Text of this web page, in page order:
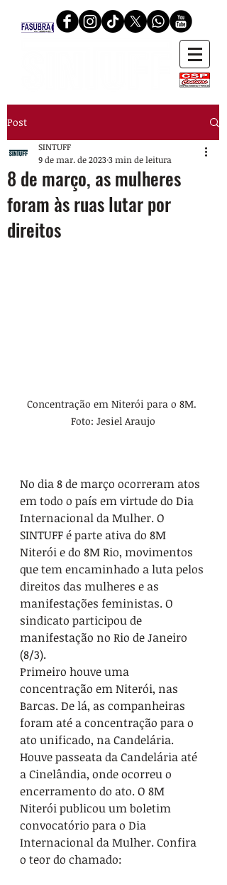
Post
8 de março, as mulheres
foram às ruas lutar por
direitos
SINTUFF
9 de mar. de 20233 min de leitura
Concentração em Niterói para o 8M.
Foto: Jesiel Araujo
No dia 8 de março ocorreram atos
em todo o país em virtude do Dia
Internacional da Mulher. O
SINTUFF é parte ativa do 8M
Niterói e do 8M Rio, movimentos
que tem encaminhado a luta pelos
direitos das mulheres e as
manifestações feministas. O
sindicato participou de
manifestação no Rio de Janeiro
(8/3).
Primeiro houve uma
concentração em Niterói, nas
Barcas. De lá, as companheiras
foram até a concentração para o
ato unificado, na Candelária.
Houve passeata da Candelária até
a Cinelândia, onde ocorreu o
encerramento do ato. O 8M
Niterói publicou um boletim
convocatório para o Dia
Internacional da Mulher. Confira
o teor do chamado: